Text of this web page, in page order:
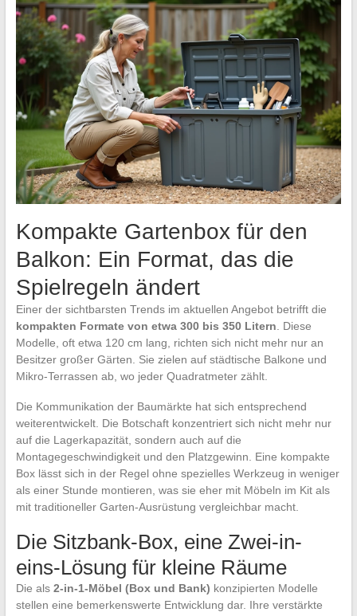
Kompakte Gartenbox für den
Balkon: Ein Format, das die
Spielregeln ändert
Einer der sichtbarsten Trends im aktuellen Angebot betrifft die
kompakten Formate von etwa 300 bis 350 Litern . Diese
Modelle, oft etwa 120 cm lang, richten sich nicht mehr nur an
Besitzer großer Gärten. Sie zielen auf städtische Balkone und
Mikro-Terrassen ab, wo jeder Quadratmeter zählt.
Die Kommunikation der Baumärkte hat sich entsprechend
weiterentwickelt. Die Botschaft konzentriert sich nicht mehr nur
auf die Lagerkapazität, sondern auch auf die
Montagegeschwindigkeit und den Platzgewinn. Eine kompakte
Box lässt sich in der Regel ohne spezielles Werkzeug in weniger
als einer Stunde montieren, was sie eher mit Möbeln im Kit als
mit traditioneller Garten-Ausrüstung vergleichbar macht.
Die Sitzbank-Box, eine Zwei-in-
eins-Lösung für kleine Räume
Die als 2-in-1-Möbel (Box und Bank) konzipierten Modelle
stellen eine bemerkenswerte Entwicklung dar. Ihre verstärkte